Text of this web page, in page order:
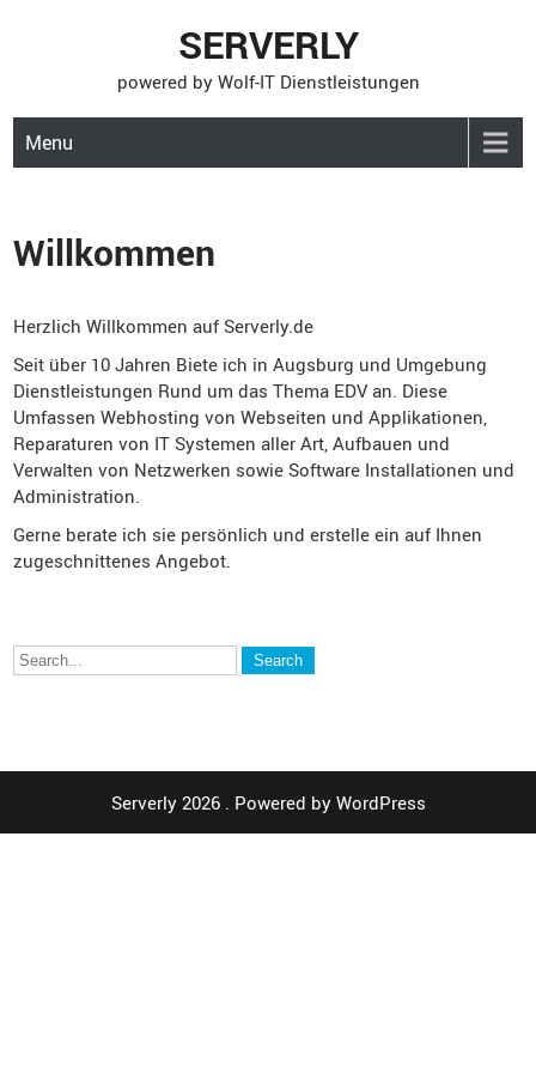
SERVERLY
powered by Wolf-IT Dienstleistungen
Menu
Willkommen
Herzlich Willkommen auf Serverly.de
Seit über 10 Jahren Biete ich in Augsburg und Umgebung
Dienstleistungen Rund um das Thema EDV an. Diese
Umfassen Webhosting von Webseiten und Applikationen,
Reparaturen von IT Systemen aller Art, Aufbauen und
Verwalten von Netzwerken sowie Software Installationen und
Administration.
Gerne berate ich sie persönlich und erstelle ein auf Ihnen
zugeschnittenes Angebot.
Serverly 2026 . Powered by WordPress